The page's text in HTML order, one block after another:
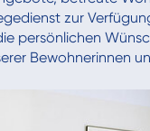
zur
persönlichen
Bewohnerinnen